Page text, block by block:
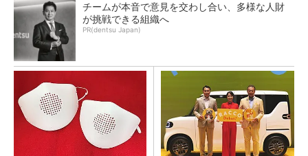
チームが本音で意見を交わし合い、多様な人財
が挑戦できる組織へ
PR(dentsu Japan)